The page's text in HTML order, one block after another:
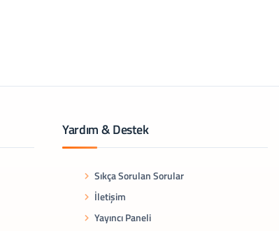
Yardım & Destek
Sıkça Sorulan Sorular
İletişim
Yayıncı Paneli